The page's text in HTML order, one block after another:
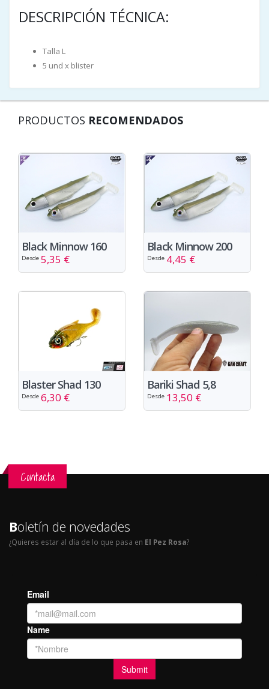
DESCRIPCIÓN TÉCNICA:
Talla L
5 und x blister
PRODUCTOS RECOMENDADOS
Black Minnow 160
Desde 5,35 €
Black Minnow 200
Desde 4,45 €
Blaster Shad 130
Desde 6,30 €
Bariki Shad 5,8
Desde 13,50 €
Contacta
Boletín de novedades
¿Quieres estar al día de lo que pasa en El Pez Rosa?